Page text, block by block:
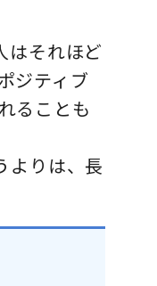
はそれほど
ジティブ
ることも
よりは、長